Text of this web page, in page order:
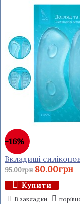
-16%
Вкладиші
95.00грн 80.00грн
Купити
В закладки